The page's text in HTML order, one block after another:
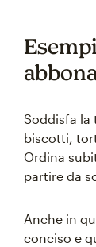
Soddisfa la
biscotti,
Ordina
partire da
Anche in
conciso e